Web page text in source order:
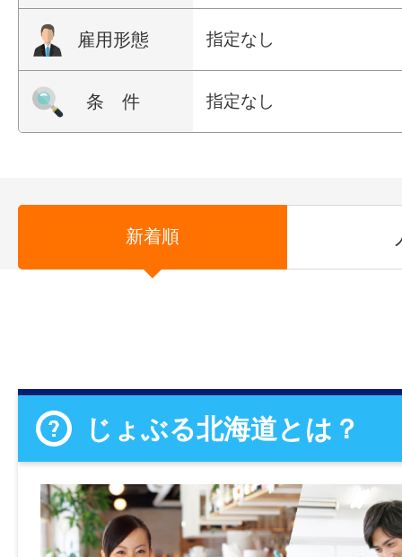
雇用形態 指定なし
条 件 指定なし
新着順
じょぶる北海道とは？